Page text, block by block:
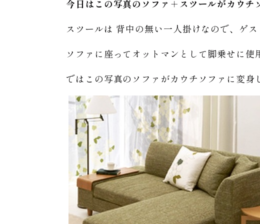
今日はこの写真のソファ＋スツールがカウチ
スツールは 背中の無い一人掛けなので、ゲ
ソファに座ってオットマンとして脚乗せに使
ではこの写真のソファがカウチソファに変身